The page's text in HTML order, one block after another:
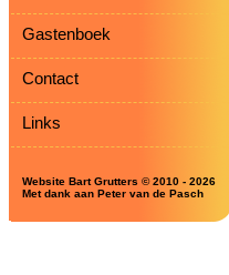
Gastenboek
Contact
Links
Website Bart Grutters © 2010 - 2026
Met dank aan Peter van de Pasch